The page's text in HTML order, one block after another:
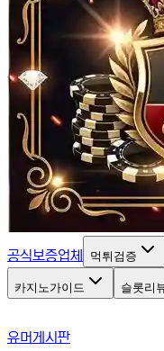
공식보증업체 먹튀검증
카지노가이드 슬롯리
유머게시판